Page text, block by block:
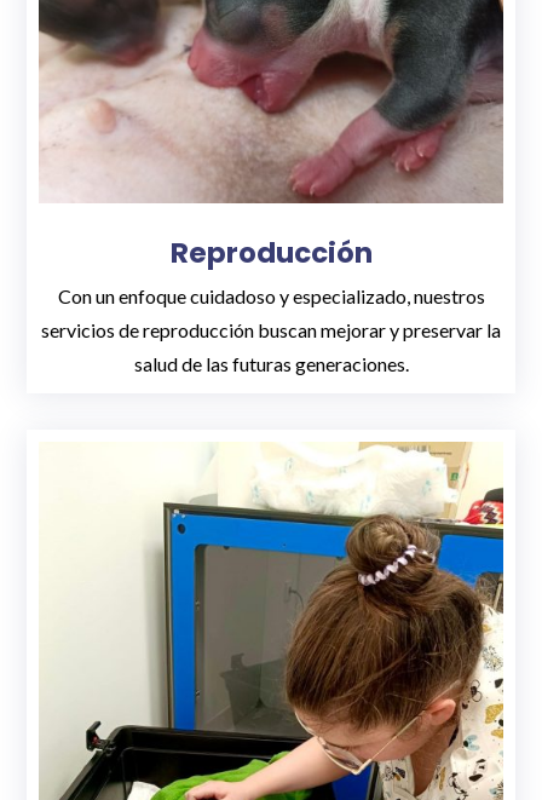
Reproducción
Con un enfoque cuidadoso y especializado, nuestros
servicios de reproducción buscan mejorar y preservar la
salud de las futuras generaciones.